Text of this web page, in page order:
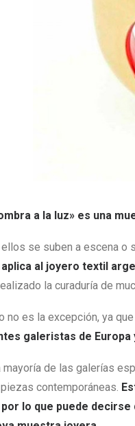
a la luz» es una
se suben a escena o
al joyero textil
la curaduría de
no es la excepción, ya
galeristas de Europa
mayoría de las galerías
contemporáneas.
lo que puede